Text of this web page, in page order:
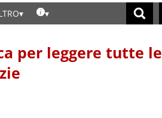
per leggere tutte le